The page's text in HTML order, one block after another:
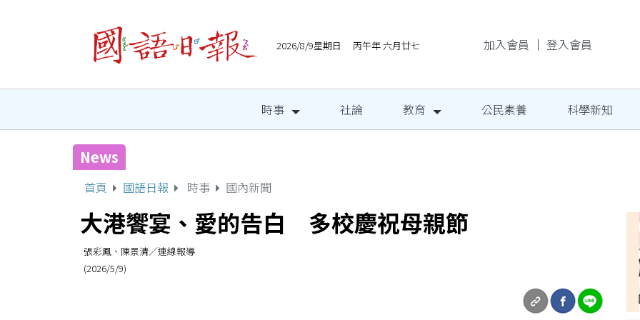
2026/8/9星期日 丙午年 六月廿七 加入會員 ｜ 登入會員
時事 社論 教育 公民素養 科學新知
News
首頁 國語日報 時事 國內新聞
大港饗宴、愛的告白 多校慶祝母親節
張彩鳳、陳景清／連線報導
(2026/5/9)